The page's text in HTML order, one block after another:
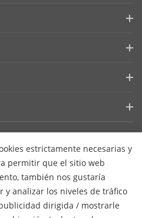
estrictamente necesarias y
permitir que el sitio web
también nos gustaría
y analizar los niveles de tráfico
dirigida / mostrarle
(HEOP)
al newsletter